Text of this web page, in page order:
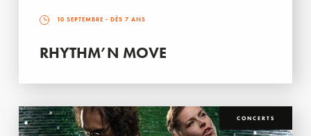
10 SEPTEMBRE - DÈS 7 ANS
RHYTHM’N MOVE
CONCERTS